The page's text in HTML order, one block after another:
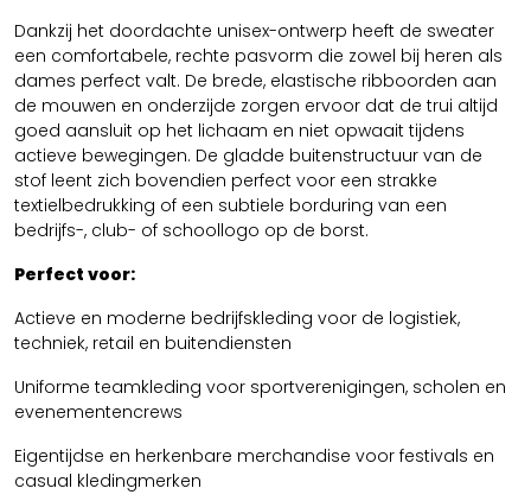
Dankzij het doordachte unisex-ontwerp heeft de sweater
een comfortabele, rechte pasvorm die zowel bij heren als
dames perfect valt. De brede, elastische ribboorden aan
de mouwen en onderzijde zorgen ervoor dat de trui altijd
goed aansluit op het lichaam en niet opwaait tijdens
actieve bewegingen. De gladde buitenstructuur van de
stof leent zich bovendien perfect voor een strakke
textielbedrukking of een subtiele borduring van een
bedrijfs-, club- of schoollogo op de borst.
Perfect voor:
Actieve en moderne bedrijfskleding voor de logistiek,
techniek, retail en buitendiensten
Uniforme teamkleding voor sportverenigingen, scholen en
evenementencrews
Eigentijdse en herkenbare merchandise voor festivals en
casual kledingmerken